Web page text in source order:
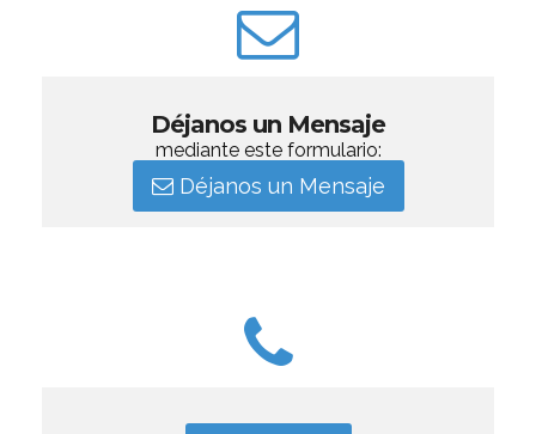
Déjanos un Mensaje
mediante este formulario:
Déjanos un Mensaje